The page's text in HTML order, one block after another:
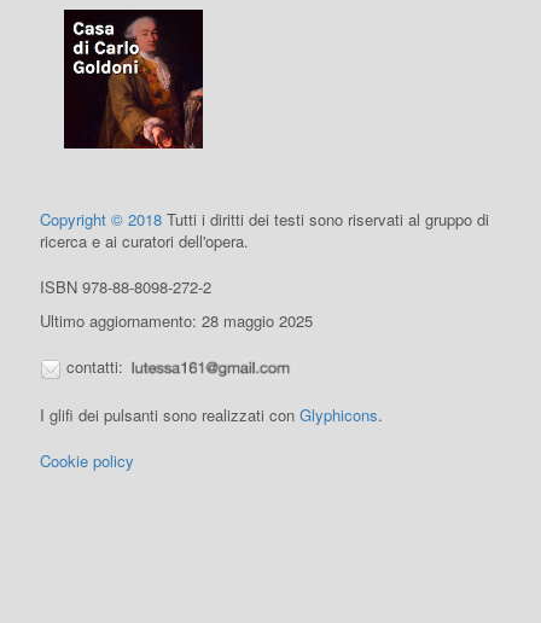
Copyright © 2018 Tutti i diritti dei testi sono riservati al gruppo di
ricerca e ai curatori dell'opera.
ISBN 978-88-8098-272-2
Ultimo aggiornamento: 28 maggio 2025
contatti:
I glifi dei pulsanti sono realizzati conGlyphicons.
Cookie policy